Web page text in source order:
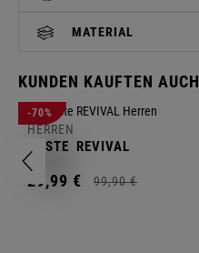
MATERIAL
KUNDEN KAUFTEN AUCH
-70%
HERREN
WESTE REVIVAL
29,99 € 99,90 €